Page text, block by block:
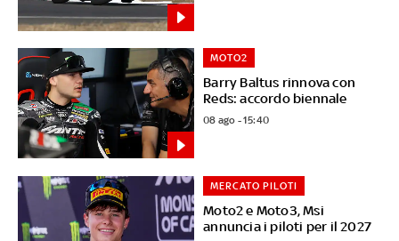
Barry Baltus rinnova con
Reds: accordo biennale
MOTO2
08 ago - 15:40
Moto2 e Moto3, Msi
annuncia i piloti per il 2027
MERCATO PILOTI